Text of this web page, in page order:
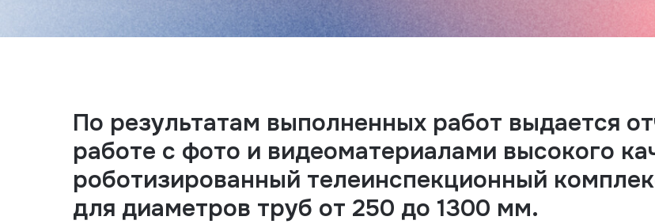
По результатам выполненных работ выдается
работе с фото и видеоматериалами высокого
роботизированный телеинспекционный
для диаметров труб от 250 до 1300 мм.